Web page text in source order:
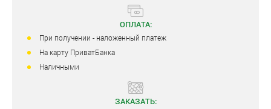
ОПЛАТА:
При получении - наложенный платеж
На карту ПриватБанка
Наличными
ЗАКАЗАТЬ: